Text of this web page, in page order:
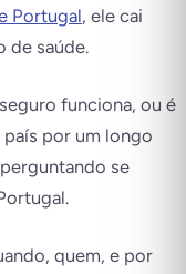
Portugal, ele cai
de saúde.
funciona, ou é
por um longo
se
quem, e por